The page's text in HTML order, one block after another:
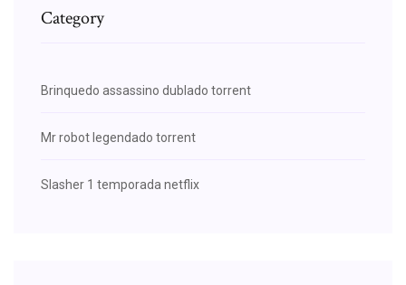
Category
Brinquedo assassino dublado torrent
Mr robot legendado torrent
Slasher 1 temporada netflix